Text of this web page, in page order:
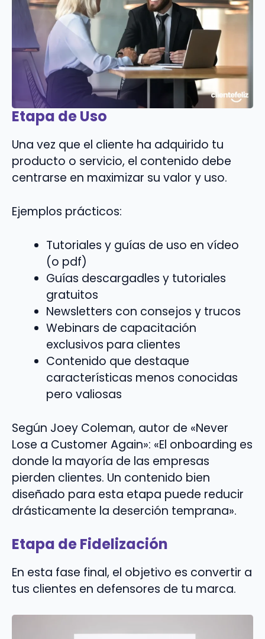
Etapa de Uso
Una vez que el cliente ha adquirido tu
producto o servicio, el contenido debe
centrarse en maximizar su valor y uso.
Ejemplos prácticos:
Tutoriales y guías de uso en vídeo
(o pdf)
Guías descargadles y tutoriales
gratuitos
Newsletters con consejos y trucos
Webinars de capacitación
exclusivos para clientes
Contenido que destaque
características menos conocidas
pero valiosas
Según Joey Coleman, autor de «Never
Lose a Customer Again»: «El onboarding es
donde la mayoría de las empresas
pierden clientes. Un contenido bien
diseñado para esta etapa puede reducir
drásticamente la deserción temprana».
Etapa de Fidelización
En esta fase final, el objetivo es convertir a
tus clientes en defensores de tu marca.